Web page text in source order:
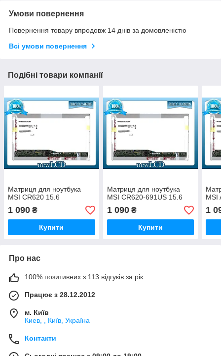
Умови повернення
Повернення товару впродовж 14 днів за домовленістю
Всі умови повернення
Подібні товари компанії
Матриця для ноутбука
MSI CR620 15.6
1 090 ₴
Купити
Матриця для ноутбука
MSI CR620-691US 15.6
1 090₴
Купити
MSI
1
Про нас
100% позитивних з 113 відгуків за рік
Працює з 28.12.2012
м. Київ
Киев, , Київ, Україна
Контакти